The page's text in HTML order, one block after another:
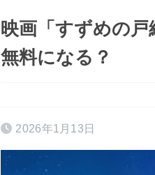
映画「すずめの
無料になる？
2026年1月13日